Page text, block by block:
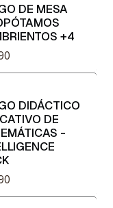
DE MESA
+4
DIDÁCTICO
DE
-